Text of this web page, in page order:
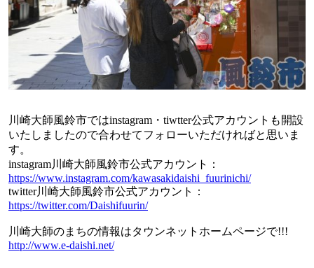
川崎大師風鈴市ではinstagram・tiwtter公式アカウントも開設
いたしましたので合わせてフォローいただければと思いま
す。
instagram川崎大師風鈴市公式アカウント：
https://www.instagram.com/kawasakidaishi_fuurinichi/
twitter川崎大師風鈴市公式アカウント：
https://twitter.com/Daishifuurin/
川崎大師のまちの情報はタウンネットホームページで!!!
http://www.e-daishi.net/